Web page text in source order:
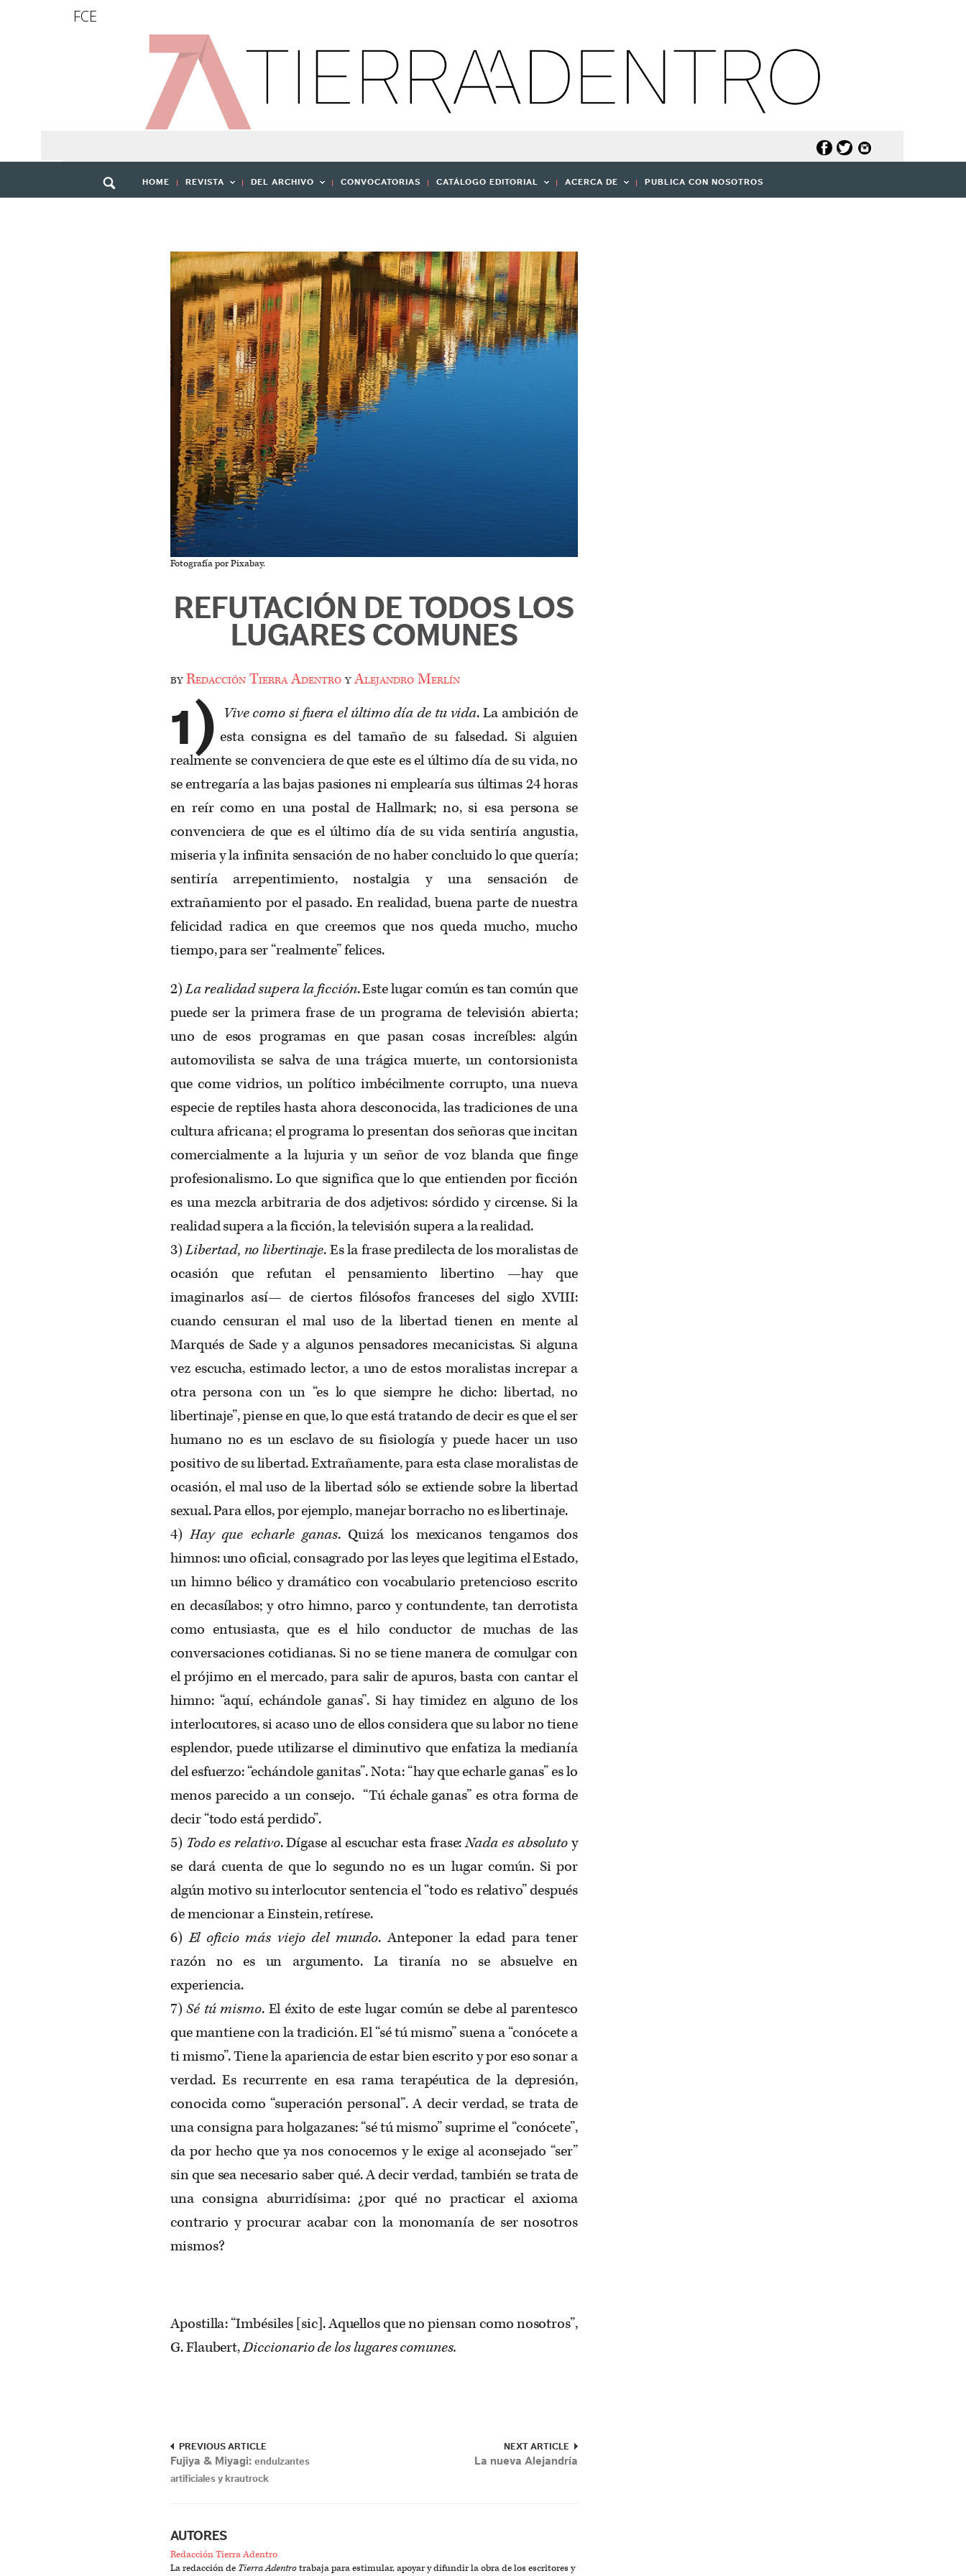
FCE
HOME REVISTA DEL ARCHIVO CONVOCATORIAS CATÁLOGO EDITORIAL ACERCA DE PUBLICA CON NOSOTROS
Fotografía por Pixabay.
REFUTACIÓN DE TODOS LOS
LUGARES COMUNES
byRedacción Tierra AdentroyAlejandro Merlín
1) Vive como si fuera el último día de tu vida. La ambición de
esta consigna es del tamaño de su falsedad. Si alguien
realmente se convenciera de que este es el último día de su vida, no
se entregaría a las bajas pasiones ni emplearía sus últimas 24 horas
en reír como en una postal de Hallmark; no, si esa persona se
convenciera de que es el último día de su vida sentiría angustia,
miseria y la infinita sensación de no haber concluido lo que quería;
sentiría arrepentimiento, nostalgia y una sensación de
extrañamiento por el pasado. En realidad, buena parte de nuestra
felicidad radica en que creemos que nos queda mucho, mucho
tiempo, para ser “realmente” felices.
2)La realidad supera la ficción. Este lugar común es tan común que
puede ser la primera frase de un programa de televisión abierta;
uno de esos programas en que pasan cosas increíbles: algún
automovilista se salva de una trágica muerte, un contorsionista
que come vidrios, un político imbécilmente corrupto, una nueva
especie de reptiles hasta ahora desconocida, las tradiciones de una
cultura africana; el programa lo presentan dos señoras que incitan
comercialmente a la lujuria y un señor de voz blanda que finge
profesionalismo. Lo que significa que lo que entienden por ficción
es una mezcla arbitraria de dos adjetivos: sórdido y circense. Si la
realidad supera a la ficción, la televisión supera a la realidad.
3)Libertad, no libertinaje. Es la frase predilecta de los moralistas de
ocasión que refutan el pensamiento libertino —hay que
imaginarlos así— de ciertos filósofos franceses del siglo XVIII:
cuando censuran el mal uso de la libertad tienen en mente al
Marqués de Sade y a algunos pensadores mecanicistas. Si alguna
vez escucha, estimado lector, a uno de estos moralistas increpar a
otra persona con un “es lo que siempre he dicho: libertad, no
libertinaje”, piense en que, lo que está tratando de decir es que el ser
humano no es un esclavo de su fisiología y puede hacer un uso
positivo de su libertad. Extrañamente, para esta clase moralistas de
ocasión, el mal uso de la libertad sólo se extiende sobre la libertad
sexual. Para ellos, por ejemplo, manejar borracho no es libertinaje.
4) Hay que echarle ganas. Quizá los mexicanos tengamos dos
himnos: uno oficial, consagrado por las leyes que legitima el Estado,
un himno bélico y dramático con vocabulario pretencioso escrito
en decasílabos; y otro himno, parco y contundente, tan derrotista
como entusiasta, que es el hilo conductor de muchas de las
conversaciones cotidianas. Si no se tiene manera de comulgar con
el prójimo en el mercado, para salir de apuros, basta con cantar el
himno: “aquí, echándole ganas”. Si hay timidez en alguno de los
interlocutores, si acaso uno de ellos considera que su labor no tiene
esplendor, puede utilizarse el diminutivo que enfatiza la medianía
del esfuerzo: “echándole ganitas”. Nota: “hay que echarle ganas” es lo
menos parecido a un consejo. “Tú échale ganas” es otra forma de
decir “todo está perdido”.
5) Todo es relativo. Dígase al escuchar esta frase:Nada es absolutoy
se dará cuenta de que lo segundo no es un lugar común. Si por
algún motivo su interlocutor sentencia el “todo es relativo” después
de mencionar a Einstein, retírese.
6) El oficio más viejo del mundo. Anteponer la edad para tener
razón no es un argumento. La tiranía no se absuelve en
experiencia.
7) Sé tú mismo. El éxito de este lugar común se debe al parentesco
que mantiene con la tradición. El “sé tú mismo” suena a “conócete a
ti mismo”. Tiene la apariencia de estar bien escrito y por eso sonar a
verdad. Es recurrente en esa rama terapéutica de la depresión,
conocida como “superación personal”. A decir verdad, se trata de
una consigna para holgazanes: “sé tú mismo” suprime el “conócete”,
da por hecho que ya nos conocemos y le exige al aconsejado “ser”
sin que sea necesario saber qué. A decir verdad, también se trata de
una consigna aburridísima: ¿por qué no practicar el axioma
contrario y procurar acabar con la monomanía de ser nosotros
mismos?
Apostilla: “Imbésiles [sic]. Aquellos que no piensan como nosotros”,
G. Flaubert,Diccionario de los lugares comunes.
PREVIOUS ARTICLE
Fujiya & Miyagi: endulzantes
artificiales y krautrock
NEXT ARTICLE
La nueva Alejandría
AUTORES
Redacción Tierra Adentro
La redacción de Tierra Adentrotrabaja para estimular, apoyar y difundir la obra de los escritores y